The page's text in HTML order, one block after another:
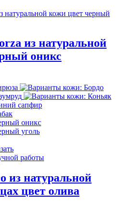
из натуральной
оникс
из натуральной
цвет олива